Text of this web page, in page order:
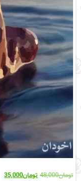
تومان48,000 قیمت
تومان35,000